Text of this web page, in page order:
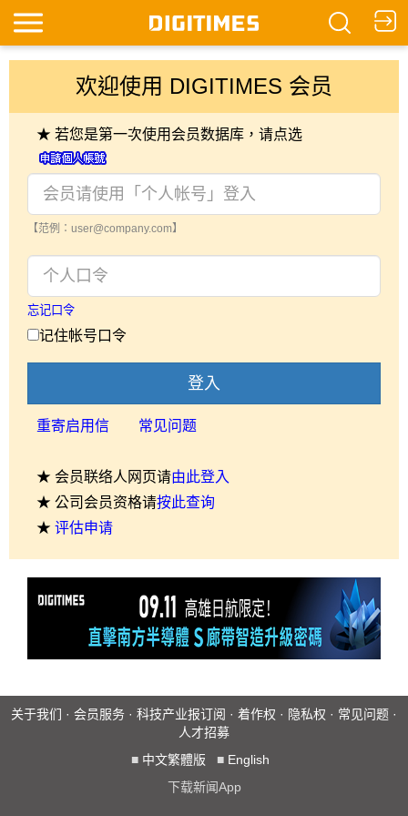
欢迎使用 DIGITIMES 会员
★ 若您是第一次使用会员数据库，请点选
【范例：user@company.com】
忘记口令
记住帐号口令
登入
重寄启用信 常见问题
★ 会员联络人网页请由此登入
★ 公司会员资格请按此查询
★ 评估申请
关于我们 · 会员服务 · 科技产业报订阅 · 着作权 · 隐私权 · 常见问题 ·
人才招募
■ 中文繁體版 ■ English
下载新闻App